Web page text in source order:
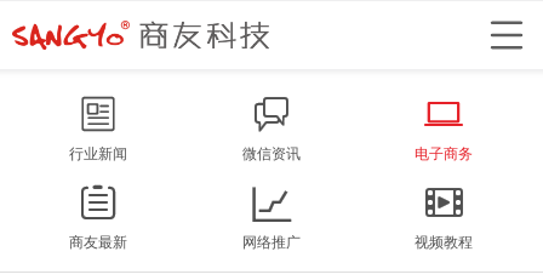
行业新闻 微信资讯 电子商务
商友最新 网络推广 视频教程